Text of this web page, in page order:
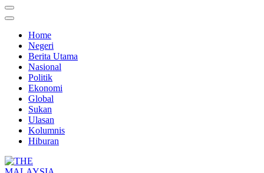
Home
Negeri
Berita Utama
Nasional
Politik
Ekonomi
Global
Sukan
Ulasan
Kolumnis
Hiburan